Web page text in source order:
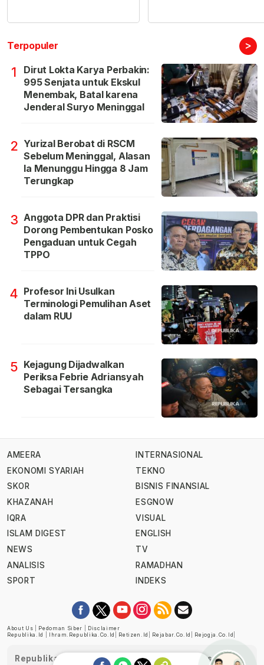
Terpopuler >
1
Dirut Lokta Karya Perbakin:
995 Senjata untuk Ekskul
Menembak, Batal karena
Jenderal Suryo Meninggal
2 Yurizal Berobat di RSCM
Sebelum Meninggal, Alasan
Ia Menunggu Hingga 8 Jam
Terungkap
3 Anggota DPR dan Praktisi
Dorong Pembentukan Posko
Pengaduan untuk Cegah
TPPO
4 Profesor Ini Usulkan
Terminologi Pemulihan Aset
dalam RUU
5 Kejagung Dijadwalkan
Periksa Febrie Adriansyah
Sebagai Tersangka
AMEERA
EKONOMI SYARIAH
SKOR
KHAZANAH
IQRA
ISLAM DIGEST
NEWS
ANALISIS
SPORT
INTERNASIONAL
TEKNO
BISNIS FINANSIAL
ESGNOW
VISUAL
ENGLISH
TV
RAMADHAN
INDEKS
About Us Pedoman Siber
Disclaimer
Republika.id
Ihram.republika.co.id Retizen.id Rejabar.co.id Rejogja.co.id
Republika telah diverifikasi oleh Dewan Pers